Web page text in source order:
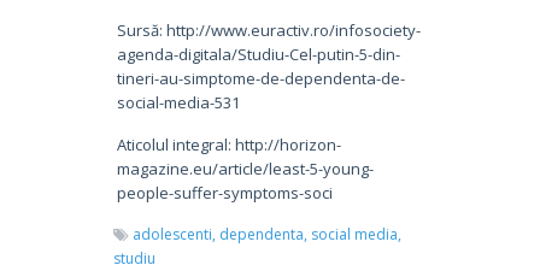
Sursă: http://www.euractiv.ro/infosociety-
agenda-digitala/Studiu-Cel-putin-5-din-
tineri-au-simptome-de-dependenta-de-
social-media-531
Aticolul integral: http://horizon-
magazine.eu/article/least-5-young-
people-suffer-symptoms-soci
adolescenti, dependenta, social media,
studiu